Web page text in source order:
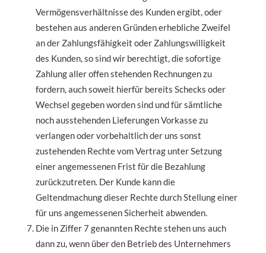
Vermögensverhältnisse des Kunden ergibt, oder
bestehen aus anderen Gründen erhebliche Zweifel
an der Zahlungsfähigkeit oder Zahlungswilligkeit
des Kunden, so sind wir berechtigt, die sofortige
Zahlung aller offen stehenden Rechnungen zu
fordern, auch soweit hierfür bereits Schecks oder
Wechsel gegeben worden sind und für sämtliche
noch ausstehenden Lieferungen Vorkasse zu
verlangen oder vorbehaltlich der uns sonst
zustehenden Rechte vom Vertrag unter Setzung
einer angemessenen Frist für die Bezahlung
zurückzutreten. Der Kunde kann die
Geltendmachung dieser Rechte durch Stellung einer
für uns angemessenen Sicherheit abwenden.
Die in Ziffer 7 genannten Rechte stehen uns auch
dann zu, wenn über den Betrieb des Unternehmers